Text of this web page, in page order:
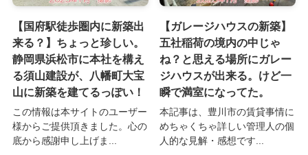
【国府駅徒歩圏内に新築出
来る？】ちょっと珍しい。
静岡県浜松市に本社を構え
る須山建設が、八幡町大宝
山に新築を建てるっぽい！
この情報は本サイトのユーザー
様からご提供頂きました。心の
底から感謝申し上げま...
【ガレージハウスの新築】
五社稲荷の境内の中じゃ
ね？と思える場所にガレー
ジハウスが出来る。けど一
瞬で満室になってた。
本記事は、豊川市の賃貸事情に
めちゃくちゃ詳しい管理人の個
人的な見解・感想です...